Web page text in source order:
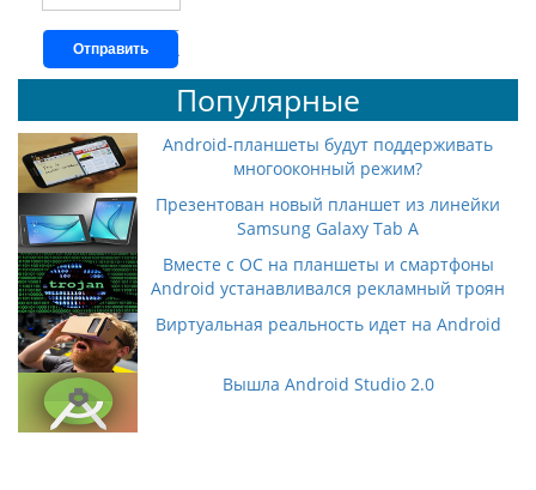
Отправить
Популярные
Android-планшеты будут поддерживать
многооконный режим?
Презентован новый планшет из линейки
Samsung Galaxy Tab A
Вместе с ОС на планшеты и смартфоны
Android устанавливался рекламный троян
Виртуальная реальность идет на Android
Вышла Android Studio 2.0